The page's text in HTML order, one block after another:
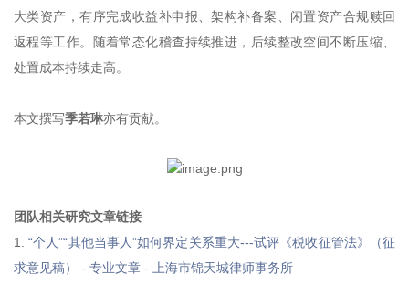
大类资产，有序完成收益补申报、架构补备案、闲置资产合规赎回
返程等工作。随着常态化稽查持续推进，后续整改空间不断压缩、
处置成本持续走高。
本文撰写季若琳亦有贡献。
团队相关研究文章链接
1.“个人”“其他当事人”如何界定关系重大---试评《税收征管法》（征
求意见稿） - 专业文章 - 上海市锦天城律师事务所